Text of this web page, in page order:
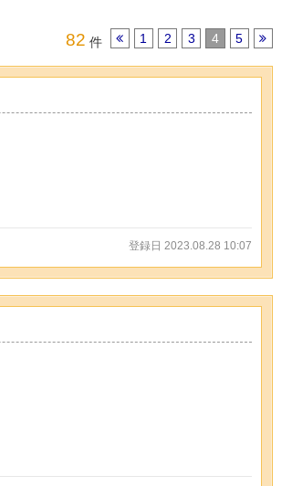
82 件 1 2 3 4 5
登録日 2023.08.28 10:07